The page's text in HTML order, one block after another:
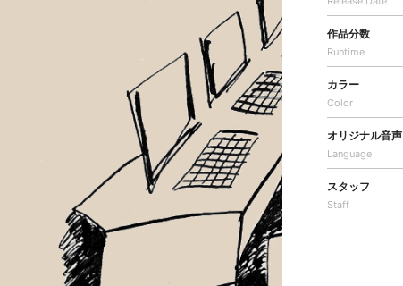
作品分数
Runtime
カラー
Color
オリジナル音声
Language
スタッフ
Staff